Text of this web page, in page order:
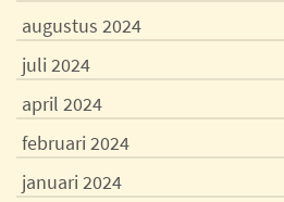
augustus 2024
juli 2024
april 2024
februari 2024
januari 2024